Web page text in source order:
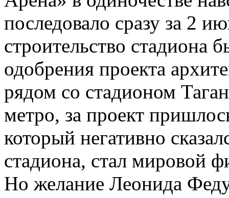
последовало сразу за 2
строительство стадиона
одобрения проекта
рядом со стадионом
метро, за проект
который негативно
стадиона, стал мировой
Но желание Леонида